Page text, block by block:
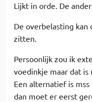
Lijkt in orde. De
De overbelasting kan
zitten.
Persoonlijk zou ik
voedinkje maar dat is
Een alternatief is
dan moet er eerst